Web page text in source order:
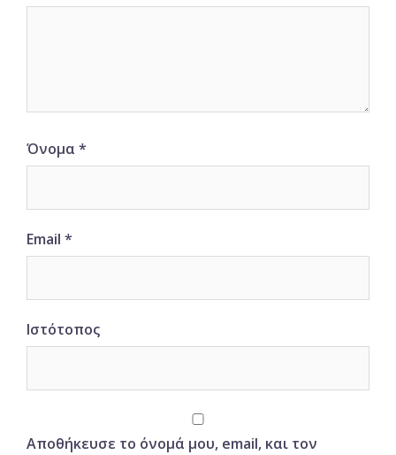
Όνομα *
Email *
Ιστότοπος
Αποθήκευσε το όνομά μου, email, και τον